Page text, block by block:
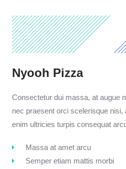
Nyooh Pizza
Consectetur dui massa, at augue
nec praesent orci scelerisque
enim ultricies turpis consequat
Massa at amet arcu
Semper etiam mattis morbi